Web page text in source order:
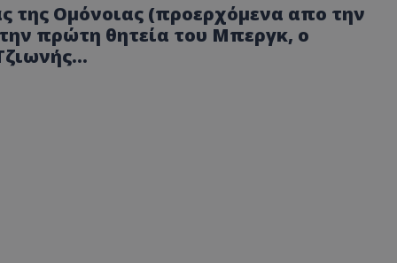
της Ομόνοιας (προερχόμενα απο την
πρώτη θητεία του Μπεργκ, ο